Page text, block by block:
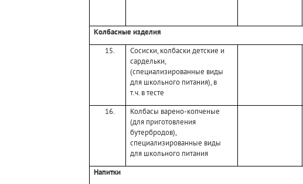
Колбасные изделия
15.
Сосиски, колбаски детские и
сардельки,
(специализированные виды
для школьного питания), в
т.ч. в тесте
16.
Колбасы варено-копченые
(для приготовления
бутербродов),
специализированные виды
для школьного питания
Напитки